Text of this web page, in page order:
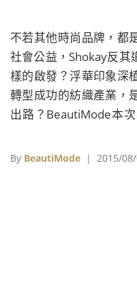
不若其他時尚品牌，都
社會公益，Shokay反其
樣的啟發？浮華印象深
轉型成功的紡織產業，
出路？BeautiMode本
計畫。
By BeautiMode | 2015/